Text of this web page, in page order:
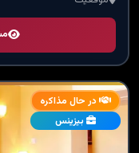
در حال مذاکره
بیزینس